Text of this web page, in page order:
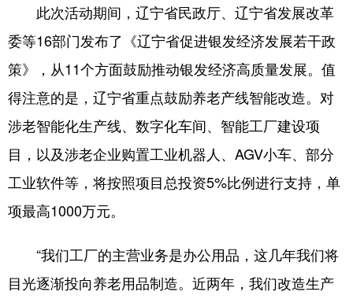
此次活动期间，辽宁省民政厅、辽宁省发展改革
委等16部门发布了《辽宁省促进银发经济发展若干政
策》，从11个方面鼓励推动银发经济高质量发展。值
得注意的是，辽宁省重点鼓励养老产线智能改造。对
涉老智能化生产线、数字化车间、智能工厂建设项
目，以及涉老企业购置工业机器人、AGV小车、部分
工业软件等，将按照项目总投资5%比例进行支持，单
项最高1000万元。
“我们工厂的主营业务是办公用品，这几年我们将
目光逐渐投向养老用品制造。近两年，我们改造生产